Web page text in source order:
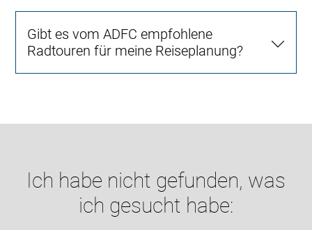
Gibt es vom ADFC empfohlene
Radtouren für meine Reiseplanung?
Ich habe nicht gefunden, was
ich gesucht habe: